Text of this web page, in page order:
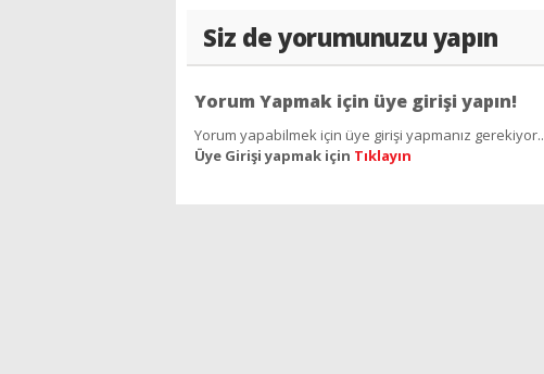
Siz de yorumunuzu yapın
Yorum Yapmak için üye girişi yapın!
Yorum yapabilmek için üye girişi yapmanız gerekiyor..
Üye Girişi yapmak için Tıklayın